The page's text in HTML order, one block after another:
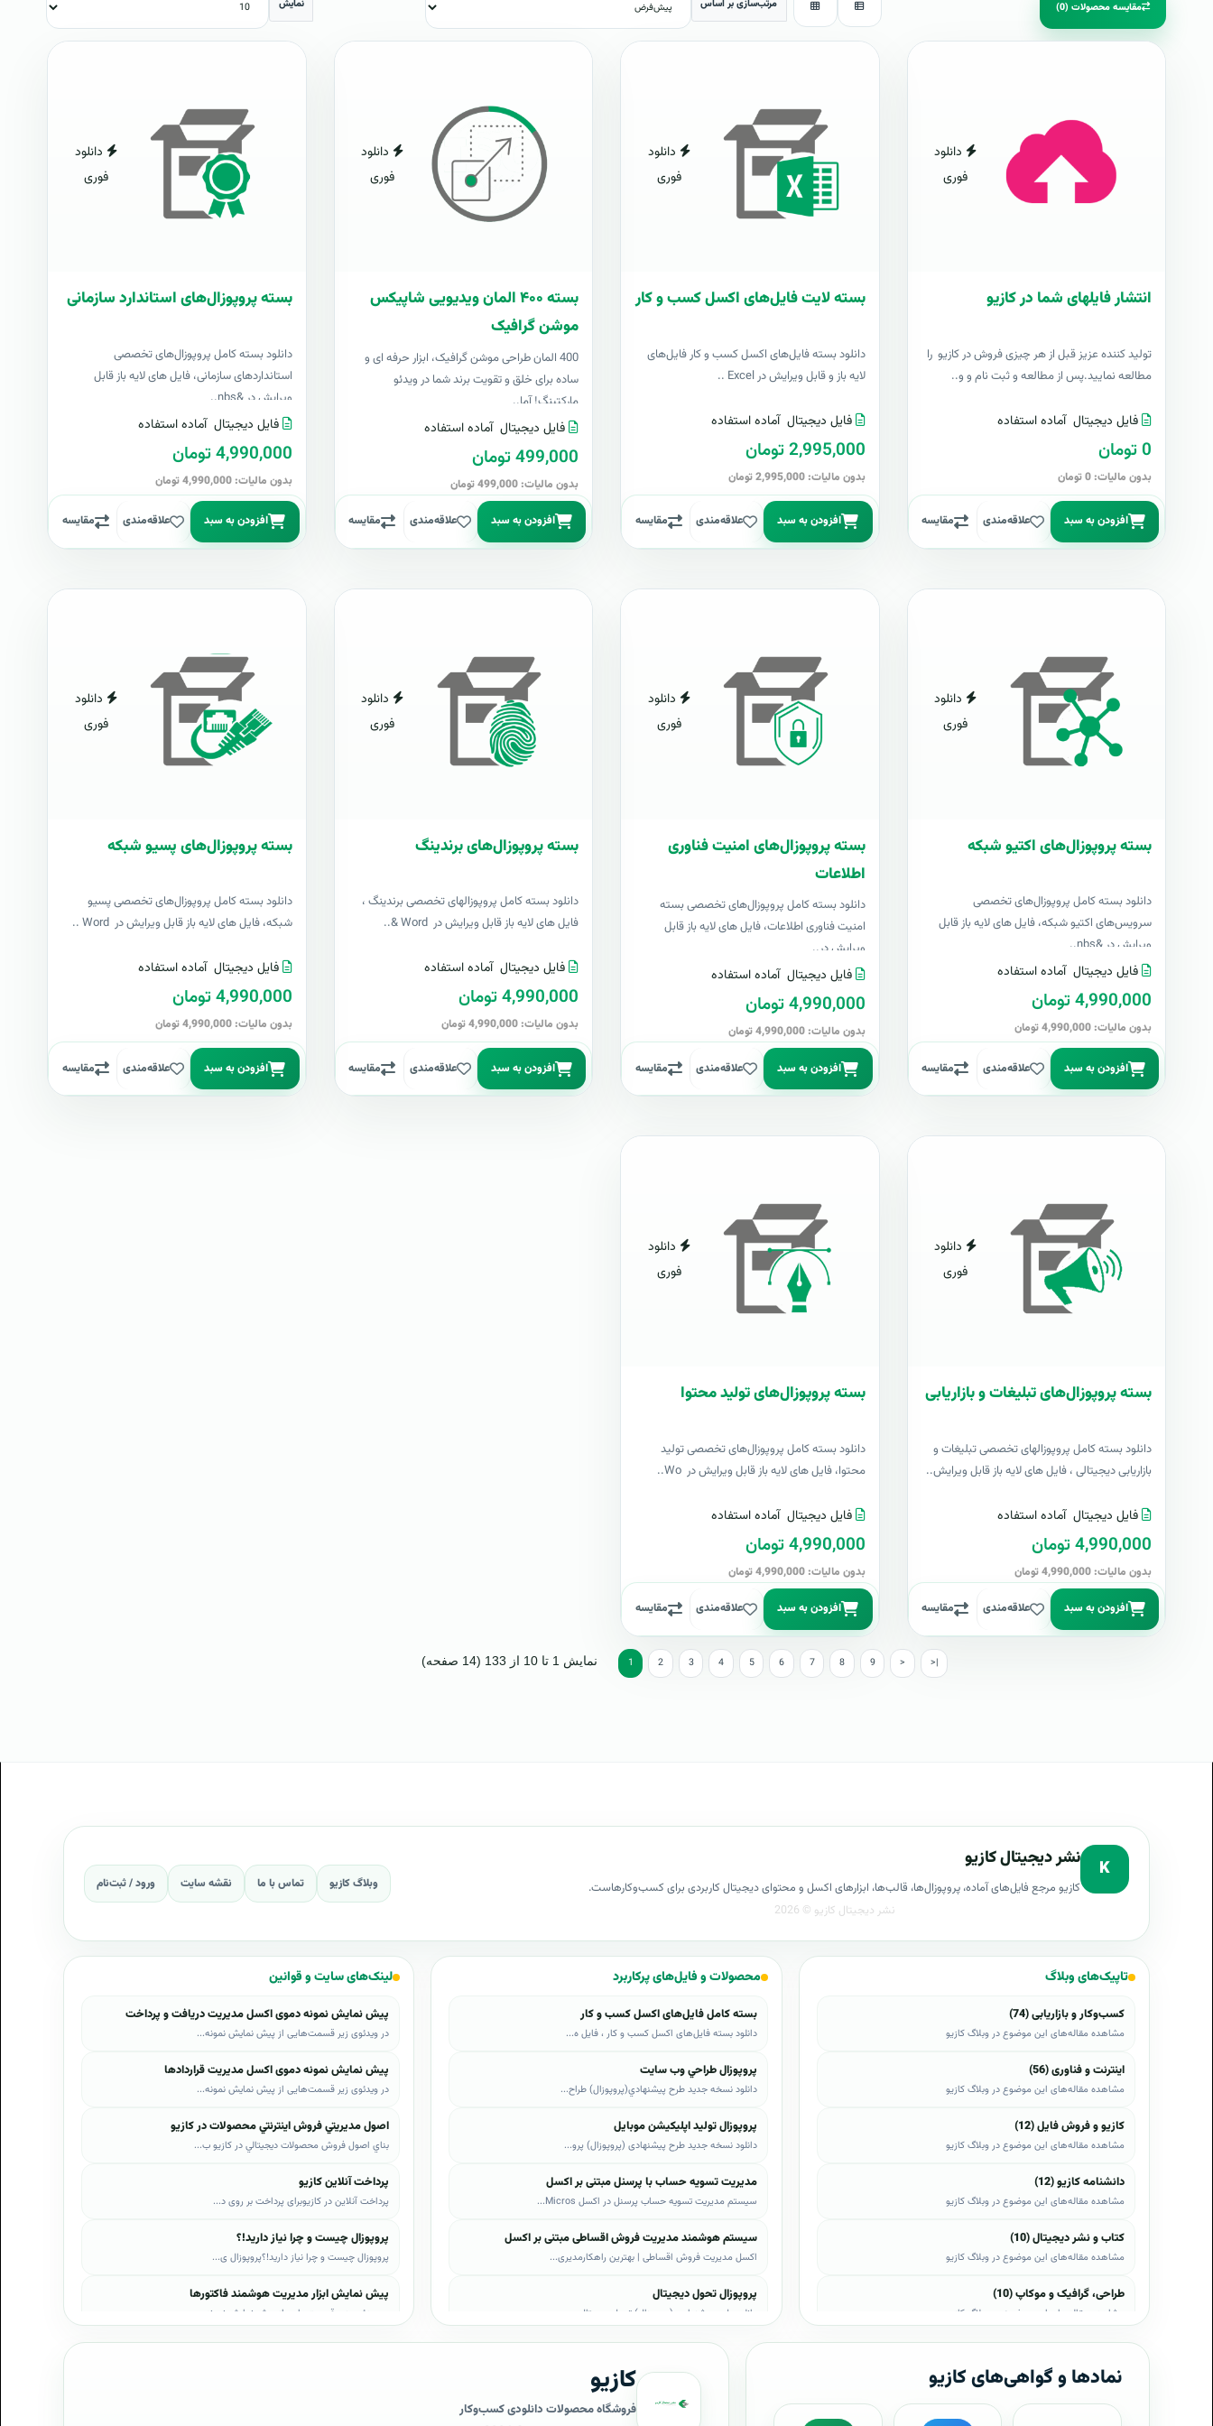
مقایسه محصولات (0) مرتب‌سازی بر اساس نمایش
دانلود
فوری
انتشار فایلهای شما در کازیو
توليد کننده عزيز قبل از هر چیزی فروش در کازیو را
مطالعه نمایید.پس از مطالعه و ثبت نام و و..
فایل دیجیتال آماده استفاده
0 تومان
بدون مالیات: 0 تومان
افزودن به سبد علاقه‌مندی مقایسه
دانلود
فوری
بسته لایت فایل‌های اکسل کسب و کار
دانلود بسته فایل‌های اکسل کسب و کار فایل‌های
لایه باز و قابل ویرایش در Excel ..
فایل دیجیتال آماده استفاده
2,995,000 تومان
بدون مالیات: 2,995,000 تومان
افزودن به سبد علاقه‌مندی مقایسه
دانلود
فوری
بسته ۴۰۰ المان ویدیویی شاپیکس
موشن گرافیک
400 المان طراحی موشن گرافیک، ابزار حرفه ای و
ساده برای خلق و تقویت برند شما در ویدئو
مارکتینگ! آما..
فایل دیجیتال آماده استفاده
499,000 تومان
بدون مالیات: 499,000 تومان
افزودن به سبد علاقه‌مندی مقایسه
دانلود
فوری
بسته پروپوزال‌های استاندارد سازمانی
دانلود بسته کامل پروپوزال‌های تخصصی
استانداردهای سازمانی، فایل های لایه باز قابل
ویرایش در &nbs..
فایل دیجیتال آماده استفاده
4,990,000 تومان
بدون مالیات: 4,990,000 تومان
افزودن به سبد علاقه‌مندی مقایسه
دانلود
فوری
بسته پروپوزال‌های اکتیو شبکه
دانلود بسته کامل پروپوزال‌های تخصصی
سرویس‌های اکتیو شبکه، فایل های لایه باز قابل
ویرایش در &nbs..
فایل دیجیتال آماده استفاده
4,990,000 تومان
بدون مالیات: 4,990,000 تومان
افزودن به سبد علاقه‌مندی مقایسه
دانلود
فوری
بسته پروپوزال‌های امنیت فناوری
اطلاعات
دانلود بسته کامل پروپوزال‌های تخصصی بسته
امنیت فناوری اطلاعات، فایل های لایه باز قابل
ویرایش در..
فایل دیجیتال آماده استفاده
4,990,000 تومان
بدون مالیات: 4,990,000 تومان
افزودن به سبد علاقه‌مندی مقایسه
دانلود
فوری
بسته پروپوزال‌های برندینگ
دانلود بسته کامل پروپوزالهای تخصصی برندینگ ،
فایل های لایه باز قابل ویرایش در Word &..
فایل دیجیتال آماده استفاده
4,990,000 تومان
بدون مالیات: 4,990,000 تومان
افزودن به سبد علاقه‌مندی مقایسه
دانلود
فوری
بسته پروپوزال‌های پسیو شبکه
دانلود بسته کامل پروپوزال‌های تخصصی پسیو
شبکه، فایل های لایه باز قابل ویرایش در Word ..
فایل دیجیتال آماده استفاده
4,990,000 تومان
بدون مالیات: 4,990,000 تومان
افزودن به سبد علاقه‌مندی مقایسه
دانلود
فوری
بسته پروپوزال‌های تبلیغات و بازاریابی
دانلود بسته کامل پروپوزالهای تخصصی تبلیغات و
بازاریابی دیجیتالی ، فایل های لایه باز قابل ویرایش..
فایل دیجیتال آماده استفاده
4,990,000 تومان
بدون مالیات: 4,990,000 تومان
افزودن به سبد علاقه‌مندی مقایسه
دانلود
فوری
بسته پروپوزال‌های تولید محتوا
دانلود بسته کامل پروپوزال‌های تخصصی تولید
محتوا، فایل های لایه باز قابل ویرایش در Wo..
فایل دیجیتال آماده استفاده
4,990,000 تومان
بدون مالیات: 4,990,000 تومان
افزودن به سبد علاقه‌مندی مقایسه
1 2 3 4 5 6 7 8 9 > >| نمایش 1 تا 10 از 133 (14 صفحه)
K نشر دیجیتال کازیو
کازیو مرجع فایل‌های آماده، پروپوزال‌ها، قالب‌ها، ابزارهای اکسل و محتوای دیجیتال کاربردی برای کسب‌وکارهاست. وبلاگ کازیو تماس با ما نقشه سایت ورود / ثبت‌نام
تاپیک‌های وبلاگ
کسب‌وکار و بازاریابی (74)
مشاهده مقاله‌های این موضوع در وبلاگ کازیو
اینترنت و فناوری (56)
مشاهده مقاله‌های این موضوع در وبلاگ کازیو
کازیو و فروش فایل (12)
مشاهده مقاله‌های این موضوع در وبلاگ کازیو
دانشنامه کازیو (12)
مشاهده مقاله‌های این موضوع در وبلاگ کازیو
کتاب و نشر دیجیتال (10)
مشاهده مقاله‌های این موضوع در وبلاگ کازیو
طراحی، گرافیک و موکاپ (10)
مشاهده مقاله‌های این موضوع در وبلاگ کازیو
مشاهده مقاله‌های این موضوع در وبلاگ کازیو
موبایل و اندروید (6)
محصولات و فایل‌های پرکاربرد
بسته کامل فایل‌های اکسل کسب و کار
دانلود بسته فایل‌های اکسل کسب و کار ، فایل ه...
پروپوزال طراحي وب سايت
دانلود نسخه جدید طرح پيشنهادي(پروپوزال) طراح...
پروپوزال تولید اپلیکیشن موبایل
دانلود نسخه جدید طرح پیشنهادی (پروپوزال) پرو...
مدیریت تسویه حساب با پرسنل مبتنی بر اکسل
سیستم مدیریت تسویه حساب پرسنل در اکسل Micros...
سیستم هوشمند مدیریت فروش اقساطی مبتنی بر اکسل
اکسل مدیریت فروش اقساطی | بهترین راهکارمدیری...
پروپوزال تحول دیجیتال
دانلود طرح پیشنهادی (پروپوزال) تحول دیجیتال،...
پروپوزال AI
دانلود طرح پيشنهادي(پروپوزال) هوش مصنوعی (AI...
پروپوزال بیزاجی
لینک‌های سایت و قوانین
پیش نمایش نمونه دموی اکسل مدیریت دریافت و پرداخت
در ویدئوی زیر قسمت‌هایی از پیش نمایش نمونه...
پیش نمایش نمونه دموی اکسل مدیریت قراردادها
در ویدئوی زیر قسمت‌هایی از پیش نمایش نمونه...
اصول مديريتي فروش اينترنتي محصولات در کازيو
بناي اصول فروش محصولات ديجيتالي در کازيو ب...
پرداخت آنلاین کازیو
پرداخت آنلاین در کازیوبرای پرداخت بر روی د...
پروپوزال چیست و چرا نیاز دارید!؟
پروپوزال چیست و چرا نیاز دارید!؟پروپوزال ی...
پیش نمایش ابزار مدیریت هوشمند فاکتورها
در ویدئوی زیر قسمت‌هایی از پیش نمایش نمونه...
نمادها و گواهی‌های کازیو کازیو
فروشگاه محصولات دانلودی کسب‌وکار